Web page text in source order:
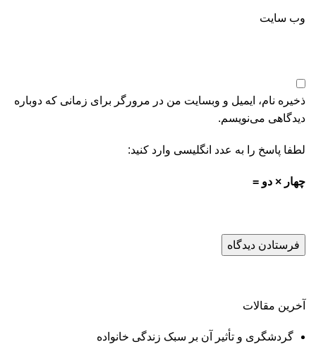
وب‌ سایت
ذخیره نام، ایمیل و وبسایت من در مرورگر برای زمانی که دوباره
دیدگاهی می‌نویسم.
لطفا پاسخ را به عدد انگلیسی وارد کنید:
چهار × دو =
آخرین مقالات
گردشگری و تأثیر آن بر سبک زندگی خانواده